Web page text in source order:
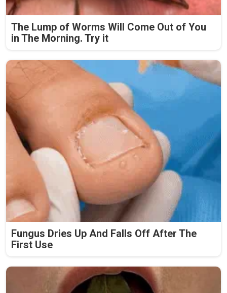
The Lump of Worms Will Come Out of You
in The Morning. Try it
Fungus Dries Up And Falls Off After The
First Use